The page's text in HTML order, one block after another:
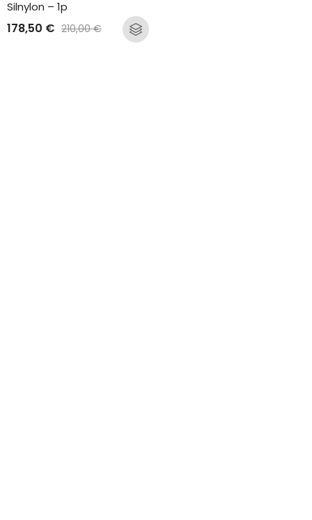
Silnylon – 1p
178,50 € 210,00€